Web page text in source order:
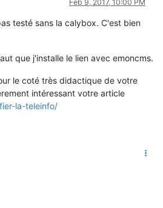
Feb 9, 2017, 10:00 PM
testé sans la calybox. C'est bien
que j'installe le lien avec emoncms.
le coté très didactique de votre
intéressant votre article
la-teleinfo/